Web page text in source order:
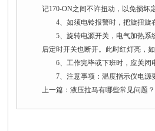
记170-ON之间不许扭动，以免损坏
4、如须电铃报警时，把旋扭旋
5、旋转电源开关，电气加热系
后定时开关也断开。此时红灯亮，
6、工作完毕或下班时，应关闭
7、注意事项：温度指示仪电源
上一篇：液压拉马有哪些常见问题？